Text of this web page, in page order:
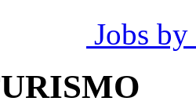
Jobs by